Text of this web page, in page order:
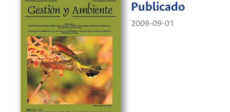
Publicado
2009-09-01